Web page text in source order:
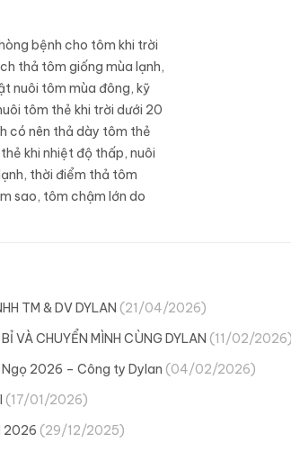
bệnh cho tôm khi trời
thả tôm giống mùa lạnh,
nuôi tôm mùa đông, kỹ
tôm thẻ khi trời dưới 20
có nên thả dày tôm thẻ
khi nhiệt độ thấp, nuôi
, thời điểm thả tôm
sao, tôm chậm lớn do
TM & DV DYLAN (21/04/2026)
VÀ CHUYỂN MÌNH CÙNG DYLAN (11/02/2026)
2026 – Công ty Dylan (04/02/2026)
(17/01/2026)
2026 (29/12/2025)